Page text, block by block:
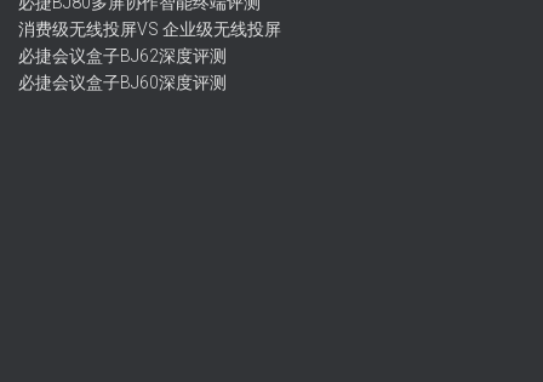
消费级无线投屏VS 企业级无线投屏
必捷会议盒子BJ62深度评测
必捷会议盒子BJ60深度评测